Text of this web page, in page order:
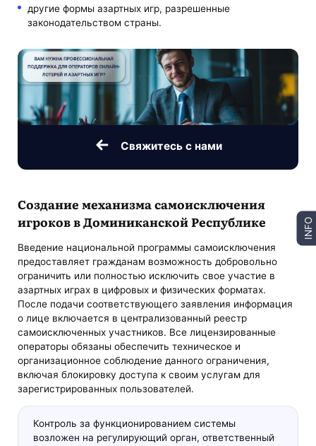
другие формы азартных игр, разрешенные
законодательством страны.
Свяжитесь с нами
Создание механизма самоисключения
игроков в Доминиканской Республике
Введение национальной программы самоисключения
предоставляет гражданам возможность добровольно
ограничить или полностью исключить свое участие в
азартных играх в цифровых и физических форматах.
После подачи соответствующего заявления информация
о лице включается в централизованный реестр
самоисключенных участников. Все лицензированные
операторы обязаны обеспечить техническое и
организационное соблюдение данного ограничения,
включая блокировку доступа к своим услугам для
зарегистрированных пользователей.
Контроль за функционированием системы
возложен на регулирующий орган, ответственный
INFO